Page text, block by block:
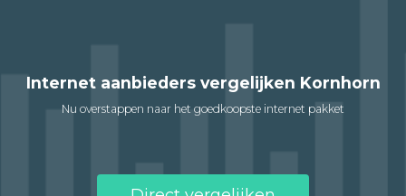
Internet aanbieders vergelijken Kornhorn
Nu overstappen naar het goedkoopste internet pakket